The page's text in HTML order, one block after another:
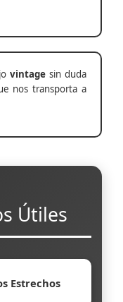
vintage sin duda
nos transporta a
Útiles
Estrechos